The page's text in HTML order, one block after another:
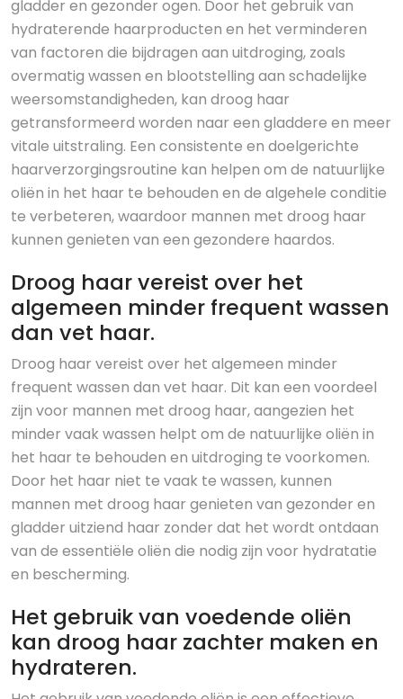
gladder en gezonder ogen. Door het gebruik van
hydraterende haarproducten en het verminderen
van factoren die bijdragen aan uitdroging, zoals
overmatig wassen en blootstelling aan schadelijke
weersomstandigheden, kan droog haar
getransformeerd worden naar een gladdere en meer
vitale uitstraling. Een consistente en doelgerichte
haarverzorgingsroutine kan helpen om de natuurlijke
oliën in het haar te behouden en de algehele conditie
te verbeteren, waardoor mannen met droog haar
kunnen genieten van een gezondere haardos.
Droog haar vereist over het
algemeen minder frequent wassen
dan vet haar.
Droog haar vereist over het algemeen minder
frequent wassen dan vet haar. Dit kan een voordeel
zijn voor mannen met droog haar, aangezien het
minder vaak wassen helpt om de natuurlijke oliën in
het haar te behouden en uitdroging te voorkomen.
Door het haar niet te vaak te wassen, kunnen
mannen met droog haar genieten van gezonder en
gladder uitziend haar zonder dat het wordt ontdaan
van de essentiële oliën die nodig zijn voor hydratatie
en bescherming.
Het gebruik van voedende oliën
kan droog haar zachter maken en
hydrateren.